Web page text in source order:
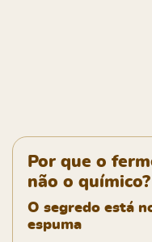
Por que o
não o químico?
O segredo está
espuma